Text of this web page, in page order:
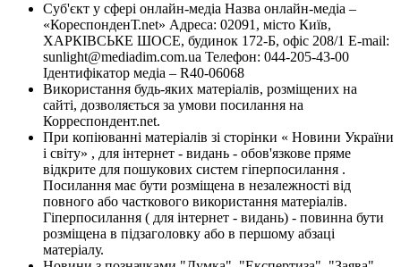
Суб'єкт у сфері онлайн-медіа Назва онлайн-медіа –
«КореспонденТ.net» Адреса: 02091, місто Київ,
ХАРКІВСЬКЕ ШОСЕ, будинок 172-Б, офіс 208/1 E-mail:
sunlight@mediadim.com.ua Телефон: 044-205-43-00
Ідентифікатор медіа – R40-06068
Використання будь-яких матеріалів, розміщених на
сайті, дозволяється за умови посилання на
Корреспондент.net.
При копіюванні матеріалів зі сторінки « Новини України
і світу» , для інтернет - видань - обов'язкове пряме
відкрите для пошукових систем гіперпосилання .
Посилання має бути розміщена в незалежності від
повного або часткового використання матеріалів.
Гіперпосилання ( для інтернет - видань) - повинна бути
розміщена в підзаголовку або в першому абзаці
матеріалу.